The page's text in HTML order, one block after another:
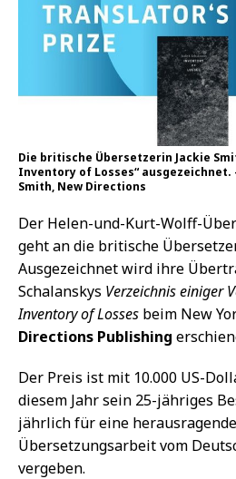
Die britische Übersetzerin Jackie
Inventory of Losses“
Smith, New Directions
Der Helen-und-Kurt-Wolff-
geht an die britische
Ausgezeichnet wird ihre
Schalanskys Verzeichnis einiger
Inventory of Losses beim New
Directions Publishing
Der Preis ist mit 10.000 US-
diesem Jahr sein 25-jähriges
jährlich für eine
Übersetzungsarbeit vom
vergeben.